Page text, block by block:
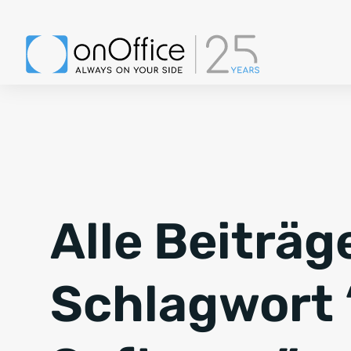
Alle
Schlagwort